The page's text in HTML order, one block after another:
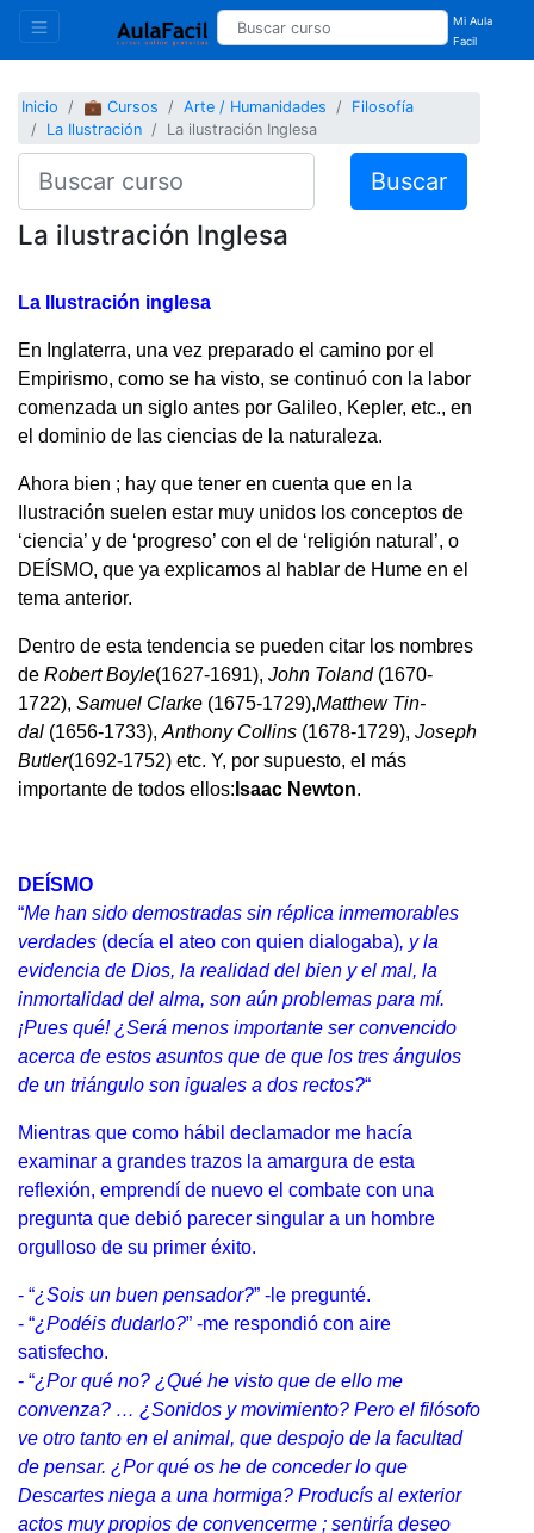
Mi Aula
Facil
Inicio 💼 Cursos Arte / Humanidades
Filosofía
La Ilustración
La ilustración Inglesa
Buscar
La ilustración Inglesa
La Ilustración inglesa
En Inglaterra, una vez preparado el camino por el
Empirismo, como se ha visto, se continuó con la labor
comenzada un siglo antes por Galileo, Kepler, etc., en
el dominio de las ciencias de la naturaleza.
Ahora bien ; hay que tener en cuenta que en la
Ilustración suelen estar muy unidos los conceptos de
‘ciencia’ y de ‘progreso’ con el de ‘religión natural’, o
DEÍSMO, que ya explicamos al hablar de Hume en el
tema anterior.
Dentro de esta tendencia se pueden citar los nombres
de Robert Boyle(1627-1691), John Toland(1670-
1722), Samuel Clarke (1675-1729),Matthew Tin-
dal (1656-1733), Anthony Collins (1678-1729), Joseph
Butler(1692-1752) etc. Y, por supuesto, el más
importante de todos ellos: Isaac Newton.
DEÍSMO
“Me han sido demostradas sin réplica inmemorables
verdades (decía el ateo con quien dialogaba), y la
evidencia de Dios, la realidad del bien y el mal, la
inmortalidad del alma, son aún problemas para mí.
¡Pues qué! ¿Será menos importante ser convencido
acerca de estos asuntos que de que los tres ángulos
de un triángulo son iguales a dos rectos?“
Mientras que como hábil declamador me hacía
examinar a grandes trazos la amargura de esta
reflexión, emprendí de nuevo el combate con una
pregunta que debió parecer singular a un hombre
orgulloso de su primer éxito.
- “¿Sois un buen pensador?” -le pregunté.
- “¿Podéis dudarlo?” -me respondió con aire
satisfecho.
- “¿Por qué no? ¿Qué he visto que de ello me
convenza? … ¿Sonidos y movimiento? Pero el filósofo
ve otro tanto en el animal, que despojo de la facultad
de pensar. ¿Por qué os he de conceder lo que
Descartes niega a una hormiga? Producís al exterior
actos muy propios de convencerme ; sentiría deseo